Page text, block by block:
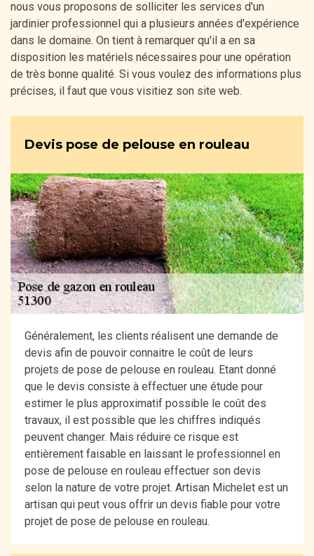
nous vous proposons de solliciter les services d'un
jardinier professionnel qui a plusieurs années d'expérience
dans le domaine. On tient à remarquer qu'il a en sa
disposition les matériels nécessaires pour une opération
de très bonne qualité. Si vous voulez des informations plus
précises, il faut que vous visitiez son site web.
Devis pose de pelouse en rouleau
Généralement, les clients réalisent une demande de
devis afin de pouvoir connaitre le coût de leurs
projets de pose de pelouse en rouleau. Etant donné
que le devis consiste à effectuer une étude pour
estimer le plus approximatif possible le coût des
travaux, il est possible que les chiffres indiqués
peuvent changer. Mais réduire ce risque est
entièrement faisable en laissant le professionnel en
pose de pelouse en rouleau effectuer son devis
selon la nature de votre projet. Artisan Michelet est un
artisan qui peut vous offrir un devis fiable pour votre
projet de pose de pelouse en rouleau.